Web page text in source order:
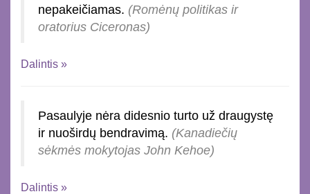
nepakeičiamas. (Romėnų politikas ir
oratorius Ciceronas)
Dalintis »
Pasaulyje nėra didesnio turto už draugystę
ir nuoširdų bendravimą. (Kanadiečių
sėkmės mokytojas John Kehoe)
Dalintis »